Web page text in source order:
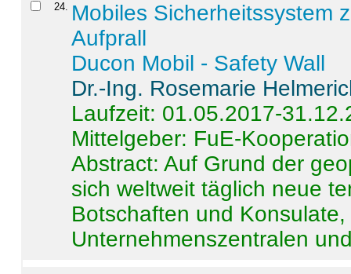
24. Mobiles Sicherheitssystem
Aufprall
Ducon Mobil - Safety Wall
Dr.-Ing. Rosemarie
Laufzeit: 01.05.2017-
Mittelgeber: FuE-
Abstract:Auf Grund der
sich weltweit täglich neue
Botschaften und
Unternehmenszentralen